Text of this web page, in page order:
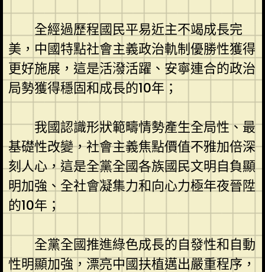
全經過歷程國民平易近主不竭成長完
美，中國特點社會主義政治軌制優勝性獲得
更好施展，這是活潑活躍、安寧連合的政治
局勢獲得穩固和成長的10年；
我國認識形狀範疇情勢產生全局性、最
基礎性改變，社會主義焦點價值不雅加倍深
刻人心，這是全黨全國各族國民文明自負顯
明加強、全社會凝集力和向心力極年夜晉陞
的10年；
全黨全國推進綠色成長的自發性和自動
性明顯加強，漂亮中國扶植邁出嚴重程序，